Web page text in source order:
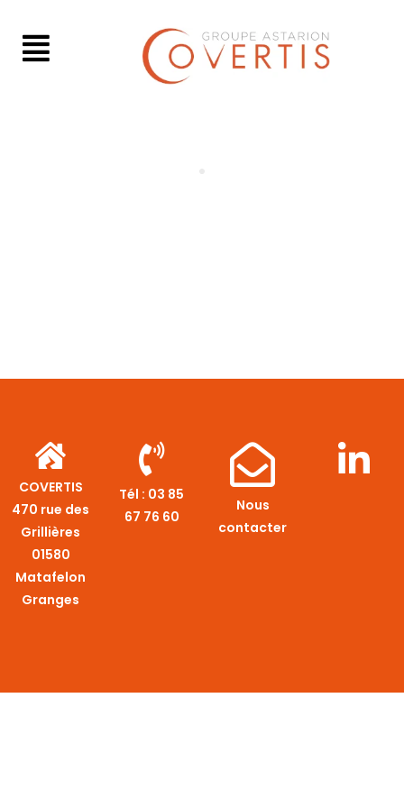
COVERTIS
470 rue des
Grillières
01580
Matafelon
Granges
Tél : 03 85
67 76 60
Nous
contacter